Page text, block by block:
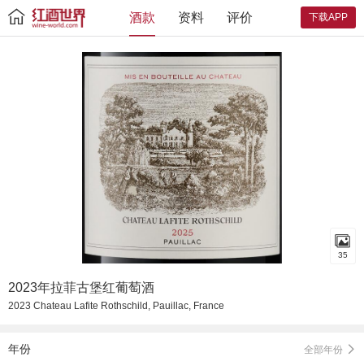
下载APP
酒款 资料 评价
35
2023年拉菲古堡红葡萄酒
2023 Chateau Lafite Rothschild, Pauillac, France
年份 全部年份